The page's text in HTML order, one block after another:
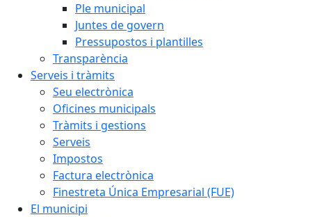
Ple municipal
Juntes de govern
Pressupostos i plantilles
Transparència
Serveis i tràmits
Seu electrònica
Oficines municipals
Tràmits i gestions
Serveis
Impostos
Factura electrònica
Finestreta Única Empresarial (FUE)
El municipi